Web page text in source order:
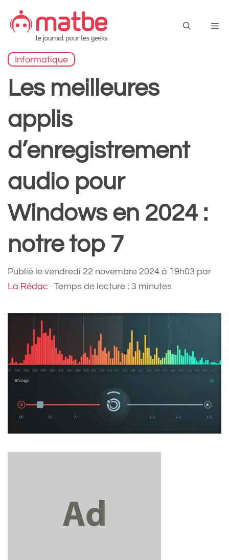
contenu
Informatique
Les meilleures
applis
d’enregistrement
audio pour
Windows en 2024 :
notre top 7
Publié le vendredi 22 novembre 2024 à 19h03 par
La Rédac · Temps de lecture : 3 minutes